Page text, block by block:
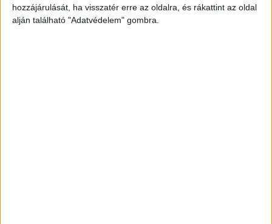
hozzájárulását, ha visszatér erre az oldalra, és rákattint az oldal
alján található "Adatvédelem" gombra.
még az öltözködésébe is beleszólt.A Kékvillogó
legfrissebb híreit ide kattintva éred el! A